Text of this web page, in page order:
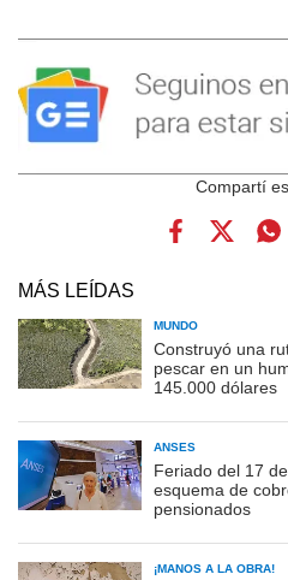
MÁS LEÍDAS
MUNDO
Construyó una
pescar en un
145.000 dólares
ANSES
Feriado del 17
esquema de
pensionados
¡MANOS A LA OBRA!